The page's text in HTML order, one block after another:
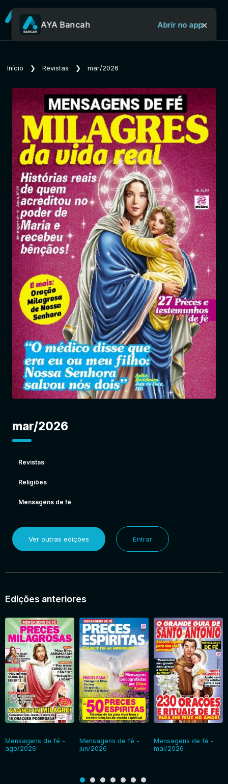
Sobre o Aya Bancah
Início
Revistas
Jornais
Notícias
Entrar
AYA Bancah Abrir no app×
Início ❯ Revistas ❯ mar/2026
mar/2026
Revistas
Religiões
Mensagens de fé
Ver outras edições Entrar
Edições anteriores
Mensagens de fé -
ago/2026
Mensagens de fé -
jun/2026
Mensagens de fé -
mai/2026